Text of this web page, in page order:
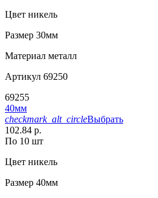
Цвет никель
Размер 30мм
Материал металл
Артикул 69250
69255
40мм
checkmark_alt_circleВыбрать
102.84 р.
По 10 шт
Цвет никель
Размер 40мм